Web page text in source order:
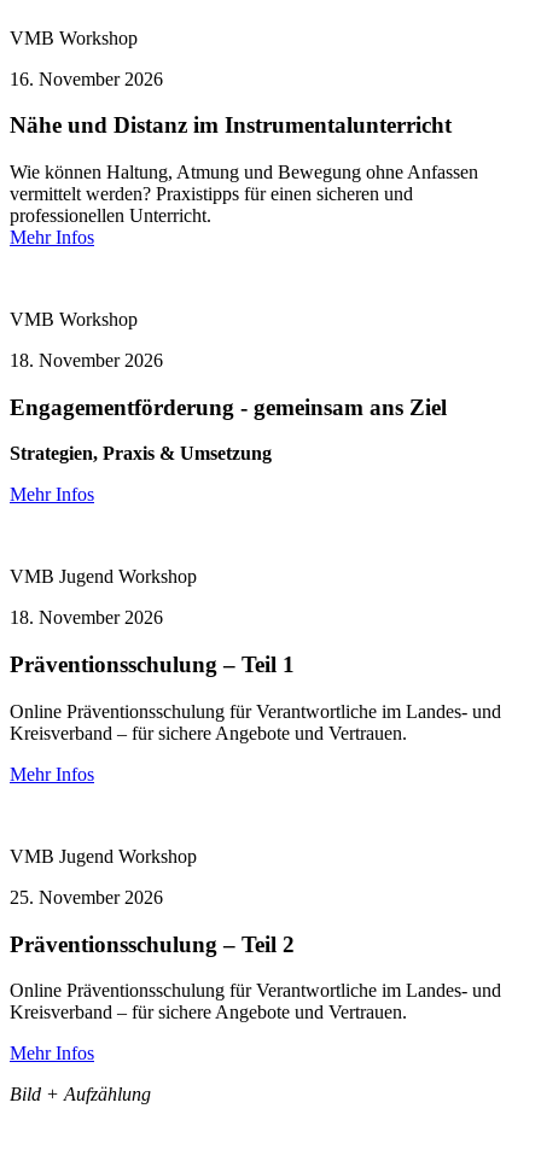
VMB Workshop
16. November 2026
Nähe und Distanz im Instrumentalunterricht
Wie können Haltung, Atmung und Bewegung ohne Anfassen
vermittelt werden? Praxistipps für einen sicheren und
professionellen Unterricht.
Mehr Infos
VMB Workshop
18. November 2026
Engagementförderung - gemeinsam ans Ziel
Strategien, Praxis & Umsetzung
Mehr Infos
VMB Jugend Workshop
18. November 2026
Präventionsschulung – Teil 1
Online Präventionsschulung für Verantwortliche im Landes- und
Kreisverband – für sichere Angebote und Vertrauen.
Mehr Infos
VMB Jugend Workshop
25. November 2026
Präventionsschulung – Teil 2
Online Präventionsschulung für Verantwortliche im Landes- und
Kreisverband – für sichere Angebote und Vertrauen.
Mehr Infos
Bild + Aufzählung